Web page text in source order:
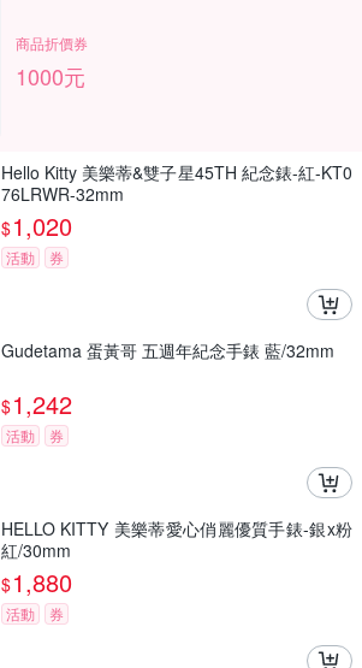
商品折價券
1000元
Hello Kitty 美樂蒂&雙子星45TH 紀念錶-紅-KT0
76LRWR-32mm
$1,020
活動 券
Gudetama 蛋黃哥 五週年紀念手錶 藍/32mm
$1,242
活動 券
HELLO KITTY 美樂蒂愛心俏麗優質手錶-銀x粉
紅/30mm
$1,880
活動 券